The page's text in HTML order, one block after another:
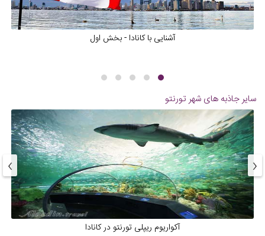
آشنایی با کانادا - بخش اول
سایر جاذبه های شهر تورنتو
آکواریوم ریپلی تورنتو در کانادا
‹
›